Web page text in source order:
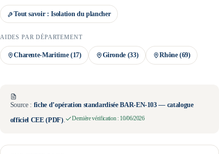
Tout savoir :Isolation du plancher
AIDES PAR DÉPARTEMENT
Charente-Maritime (17) Gironde (33) Rhône (69)
Source : fiche d’opération standardiséeBAR-EN-103— catalogue
officiel CEE (PDF) Dernière vérification : 10/06/2026